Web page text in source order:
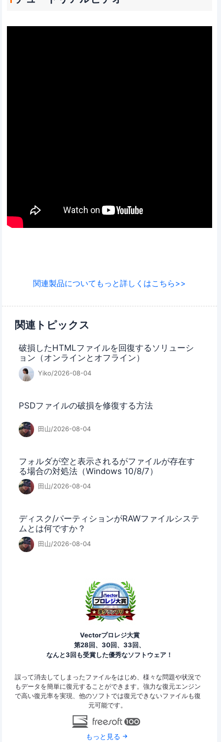
関連製品についてもっと詳しくはこちら>>
関連トピックス
破損したHTMLファイルを回復するソリューシ
ョン（オンラインとオフライン）
Yiko/2026-08-04
PSDファイルの破損を修復する方法
田山/2026-08-04
フォルダが空と表示されるがファイルが存在す
る場合の対処法（Windows 10/8/7）
田山/2026-08-04
ディスク/パーティションがRAWファイルシステ
ムとは何ですか？
田山/2026-08-04
Vectorプロレジ大賞
第28回、30回、33回、
なんと3回も受賞した優秀なソフトウェア！
誤って消去してしまったファイルをはじめ、様々な問題や状況で
もデータを簡単に復元することができます。強力な復元エンジン
で高い復元率を実現、他のソフトでは復元できないファイルも復
元可能です。
もっと見る